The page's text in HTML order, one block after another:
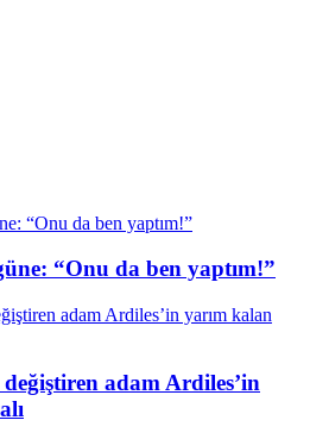
“Onu da ben yaptım!”
adam Ardiles’in